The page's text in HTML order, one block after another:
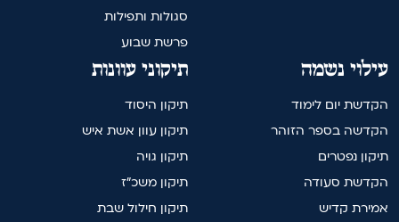
סגולות ותפילות
פרשת שבוע
תיקוני עוונות
תיקון היסוד
תיקון עוון אשת איש
תיקון גויה
תיקון משכ"ז
תיקון חילול שבת
עילוי נשמה
הקדשת יום לימוד
הקדשה בספר הזוהר
תיקון נפטרים
הקדשת סעודה
אמירת קדיש